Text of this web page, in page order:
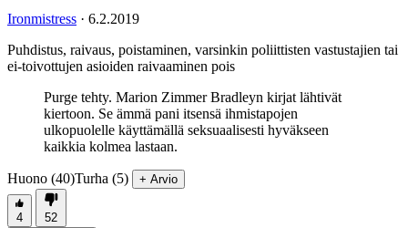
Ironmistress · 6.2.2019
Puhdistus, raivaus, poistaminen, varsinkin poliittisten vastustajien tai
ei-toivottujen asioiden raivaaminen pois
Purge tehty. Marion Zimmer Bradleyn kirjat lähtivät
kiertoon. Se ämmä pani itsensä ihmistapojen
ulkopuolelle käyttämällä seksuaalisesti hyväkseen
kaikkia kolmea lastaan.
Huono (40)Turha (5) + Arvio
4
52